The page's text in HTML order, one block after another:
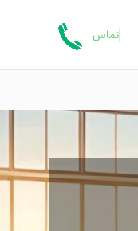
تماس